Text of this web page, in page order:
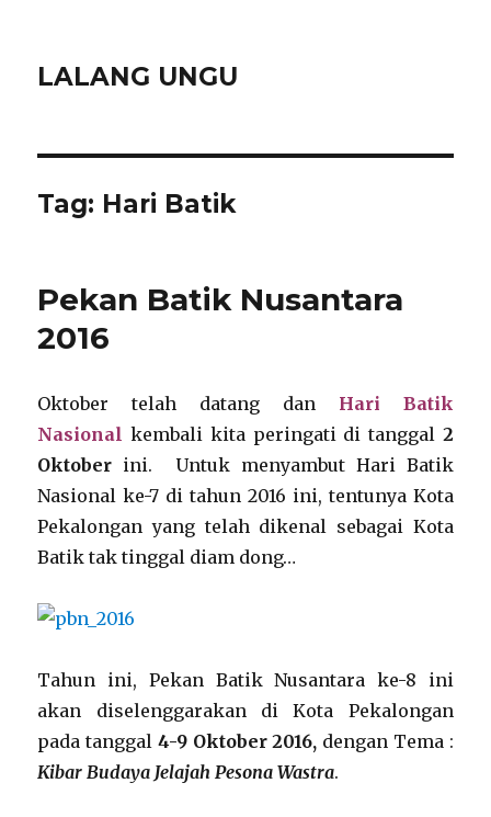
LALANG UNGU
Tag: Hari Batik
Pekan Batik Nusantara
2016
Oktober telah datang dan Hari Batik
Nasional kembali kita peringati di tanggal 2
Oktober ini. Untuk menyambut Hari Batik
Nasional ke-7 di tahun 2016 ini, tentunya Kota
Pekalongan yang telah dikenal sebagai Kota
Batik tak tinggal diam dong…
Tahun ini, Pekan Batik Nusantara ke-8 ini
akan diselenggarakan di Kota Pekalongan
pada tanggal 4-9 Oktober 2016, dengan Tema :
Kibar Budaya Jelajah Pesona Wastra.